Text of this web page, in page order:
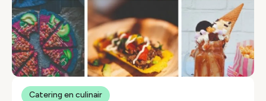
Catering en culinair